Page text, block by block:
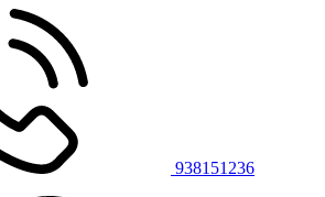
938151236